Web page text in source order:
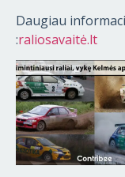
Daugiau
:raliosavaitė.lt